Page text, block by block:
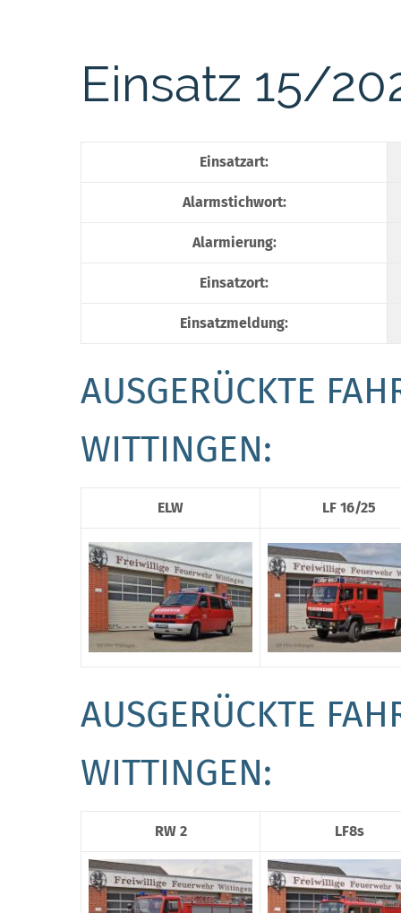
Einsatz 15/
Einsatzart:
Alarmstichwort:
Alarmierung:
Einsatzort:
Einsatzmeldung:
AUSGERÜCKTE
WITTINGEN:
ELW LF 16/25
AUSGERÜCKTE
WITTINGEN:
RW 2 LF8s